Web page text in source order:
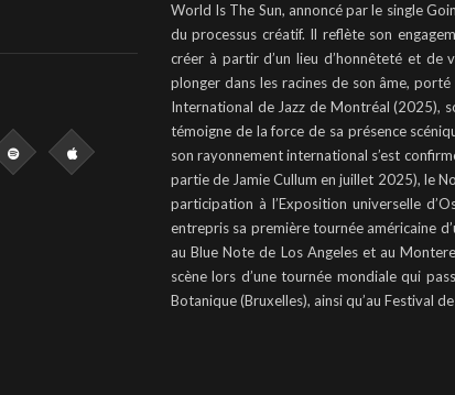
World Is The Sun, annoncé par le single
du processus créatif. Il reflète son
créer à partir d’un lieu d’honnêteté et de
plonger dans les racines de son âme,
International de Jazz de Montréal (2025),
témoigne de la force de sa présence
son rayonnement international s’est
partie de Jamie Cullum en juillet 2025), le
participation à l’Exposition universelle
entrepris sa première tournée américaine
au Blue Note de Los Angeles et au
scène lors d’une tournée mondiale qui
Botanique (Bruxelles), ainsi qu’au Festival